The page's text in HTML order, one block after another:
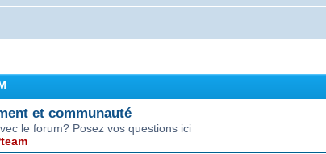
et communauté
le forum? Posez vos questions ici